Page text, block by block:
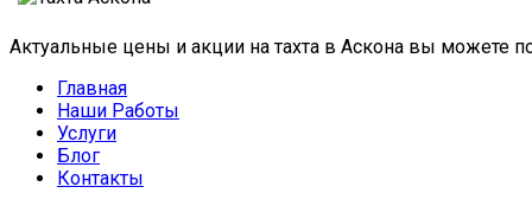
Актуальные цены и акции на тахта в Аскона вы можете
Главная
Наши Работы
Услуги
Блог
Контакты